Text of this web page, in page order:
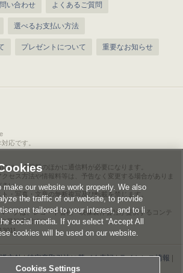
い合わせ よくあるご質問
選べるお支払い方法
プレゼントについて 重要なお知らせ
応です。
は、情報料のほかに通信料が必要になります。
セス方法や情報料等は、予告なく変更する場合がありま
さい。
・写真・文章の無断複写及び転載を禁じます。
ークは、レコード会社・映像製作会社が提供するコンテ
登録商標です。
方針|特定商取引法に基づく表記|ライセンス情報
our website work properly. We also
the traffic of our website, to provide
tailored to your interest, and to li
social media. If you select “Accept All
cookies will be used on our website.
Cookies Settings